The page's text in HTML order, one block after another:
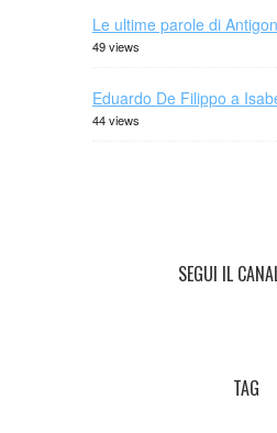
Le ultime parole di
49 views
Eduardo De Filippo a
44 views
SEGUI IL
TAG